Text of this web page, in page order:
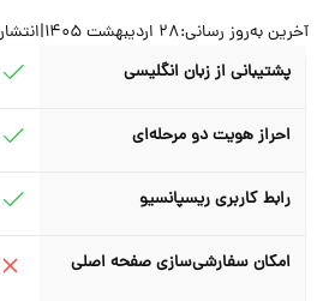
به‌روز رسانی:28 اردیبهشت 1405 |انتشار:28 آبان 1404
پشتیبانی از زبان انگلیسی
احراز هویت دو مرحله‌ای
رابط کاربری ریسپانسیو
امکان سفارشی‌سازی صفحه اصلی